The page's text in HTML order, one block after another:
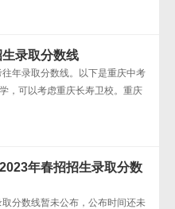
录取分数线
年录取分数线。以下是重庆中考
，可以考虑重庆长寿卫校。重庆
年春招招生录取分数
分数线暂未公布，公布时间还未